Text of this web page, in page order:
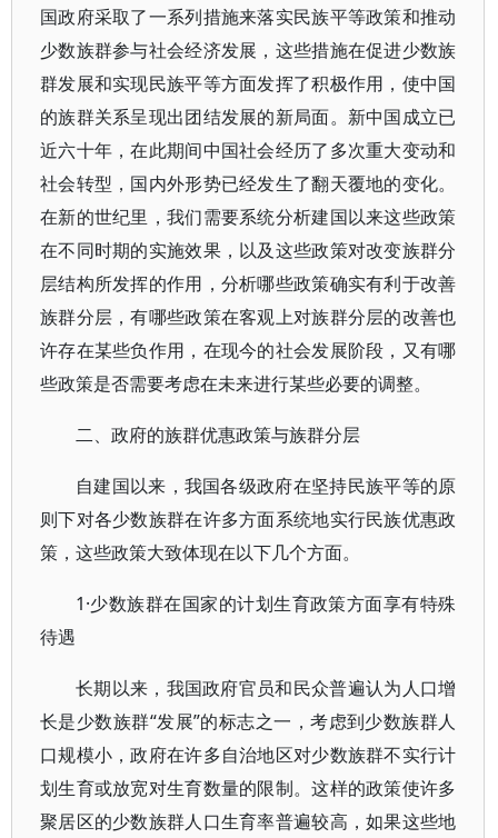
国政府采取了一系列措施来落实民族平等政策和推动
少数族群参与社会经济发展，这些措施在促进少数族
群发展和实现民族平等方面发挥了积极作用，使中国
的族群关系呈现出团结发展的新局面。新中国成立已
近六十年，在此期间中国社会经历了多次重大变动和
社会转型，国内外形势已经发生了翻天覆地的变化。
在新的世纪里，我们需要系统分析建国以来这些政策
在不同时期的实施效果，以及这些政策对改变族群分
层结构所发挥的作用，分析哪些政策确实有利于改善
族群分层，有哪些政策在客观上对族群分层的改善也
许存在某些负作用，在现今的社会发展阶段，又有哪
些政策是否需要考虑在未来进行某些必要的调整。
二、政府的族群优惠政策与族群分层
自建国以来，我国各级政府在坚持民族平等的原
则下对各少数族群在许多方面系统地实行民族优惠政
策，这些政策大致体现在以下几个方面。
1·少数族群在国家的计划生育政策方面享有特殊
待遇
长期以来，我国政府官员和民众普遍认为人口增
长是少数族群“发展”的标志之一，考虑到少数族群人
口规模小，政府在许多自治地区对少数族群不实行计
划生育或放宽对生育数量的限制。这样的政策使许多
聚居区的少数族群人口生育率普遍较高，如果这些地